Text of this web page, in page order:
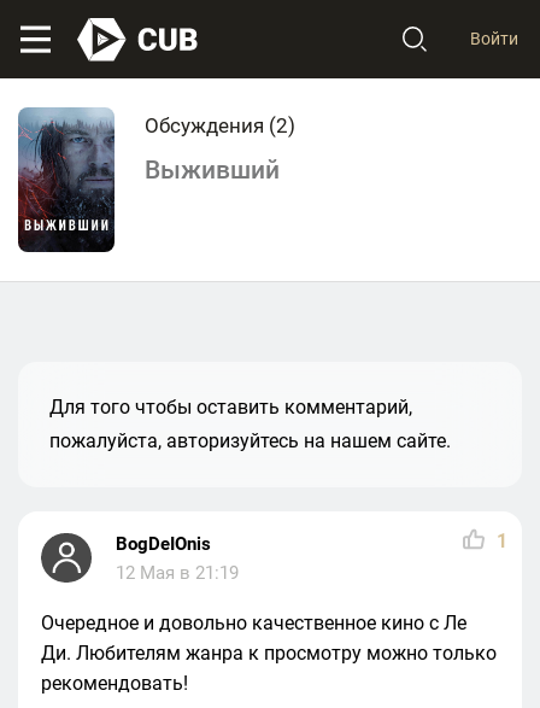
Войти
Обсуждения (2)
Выживший
Для того чтобы оставить комментарий,
пожалуйста, авторизуйтесь на нашем сайте.
BogDeIOnis
12 Мая в 21:19
Очередное и довольно качественное кино с Ле
Ди. Любителям жанра к просмотру можно только
рекомендовать!
1